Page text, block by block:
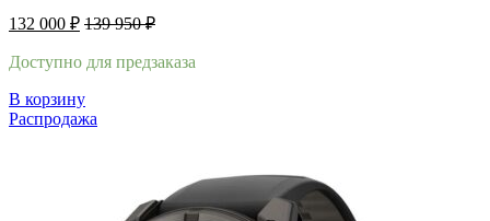
132 000 ₽ 139 950₽
Доступно для предзаказа
В корзину
Распродажа